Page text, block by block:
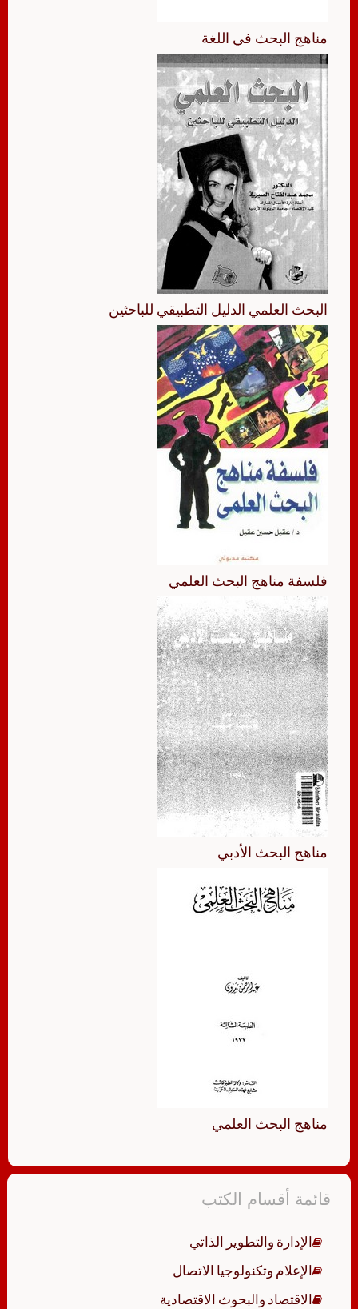
مناهج البحث في اللغة
البحث العلمي الدليل التطبيقي للباحثين
فلسفة مناهج البحث العلمي
مناهج البحث الأدبي
مناهج البحث العلمي
قائمة أقسام الكتب
الإدارة والتطوير الذاتي
الإعلام وتكنولوجيا الاتصال
الاقتصاد والبحوث الاقتصادية